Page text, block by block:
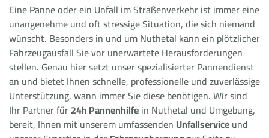
Eine Panne oder ein Unfall im Straßenverkehr ist immer eine
unangenehme und oft stressige Situation, die sich niemand
wünscht. Besonders in und um Nuthetal kann ein plötzlicher
Fahrzeugausfall Sie vor unerwartete Herausforderungen
stellen. Genau hier setzt unser spezialisierter Pannendienst
an und bietet Ihnen schnelle, professionelle und zuverlässige
Unterstützung, wann immer Sie diese benötigen. Wir sind
Ihr Partner für24h Pannenhilfein Nuthetal und Umgebung,
bereit, Ihnen mit unserem umfassenden Unfallserviceund